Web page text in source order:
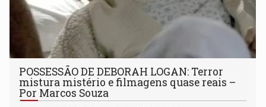
POSSESSÃO DE DEBORAH LOGAN: Terror
mistura mistério e filmagens quase reais –
Por Marcos Souza